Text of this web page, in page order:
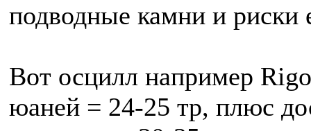
подводные камни и риски
Вот осцилл например
юаней = 24-25 тр, плюс